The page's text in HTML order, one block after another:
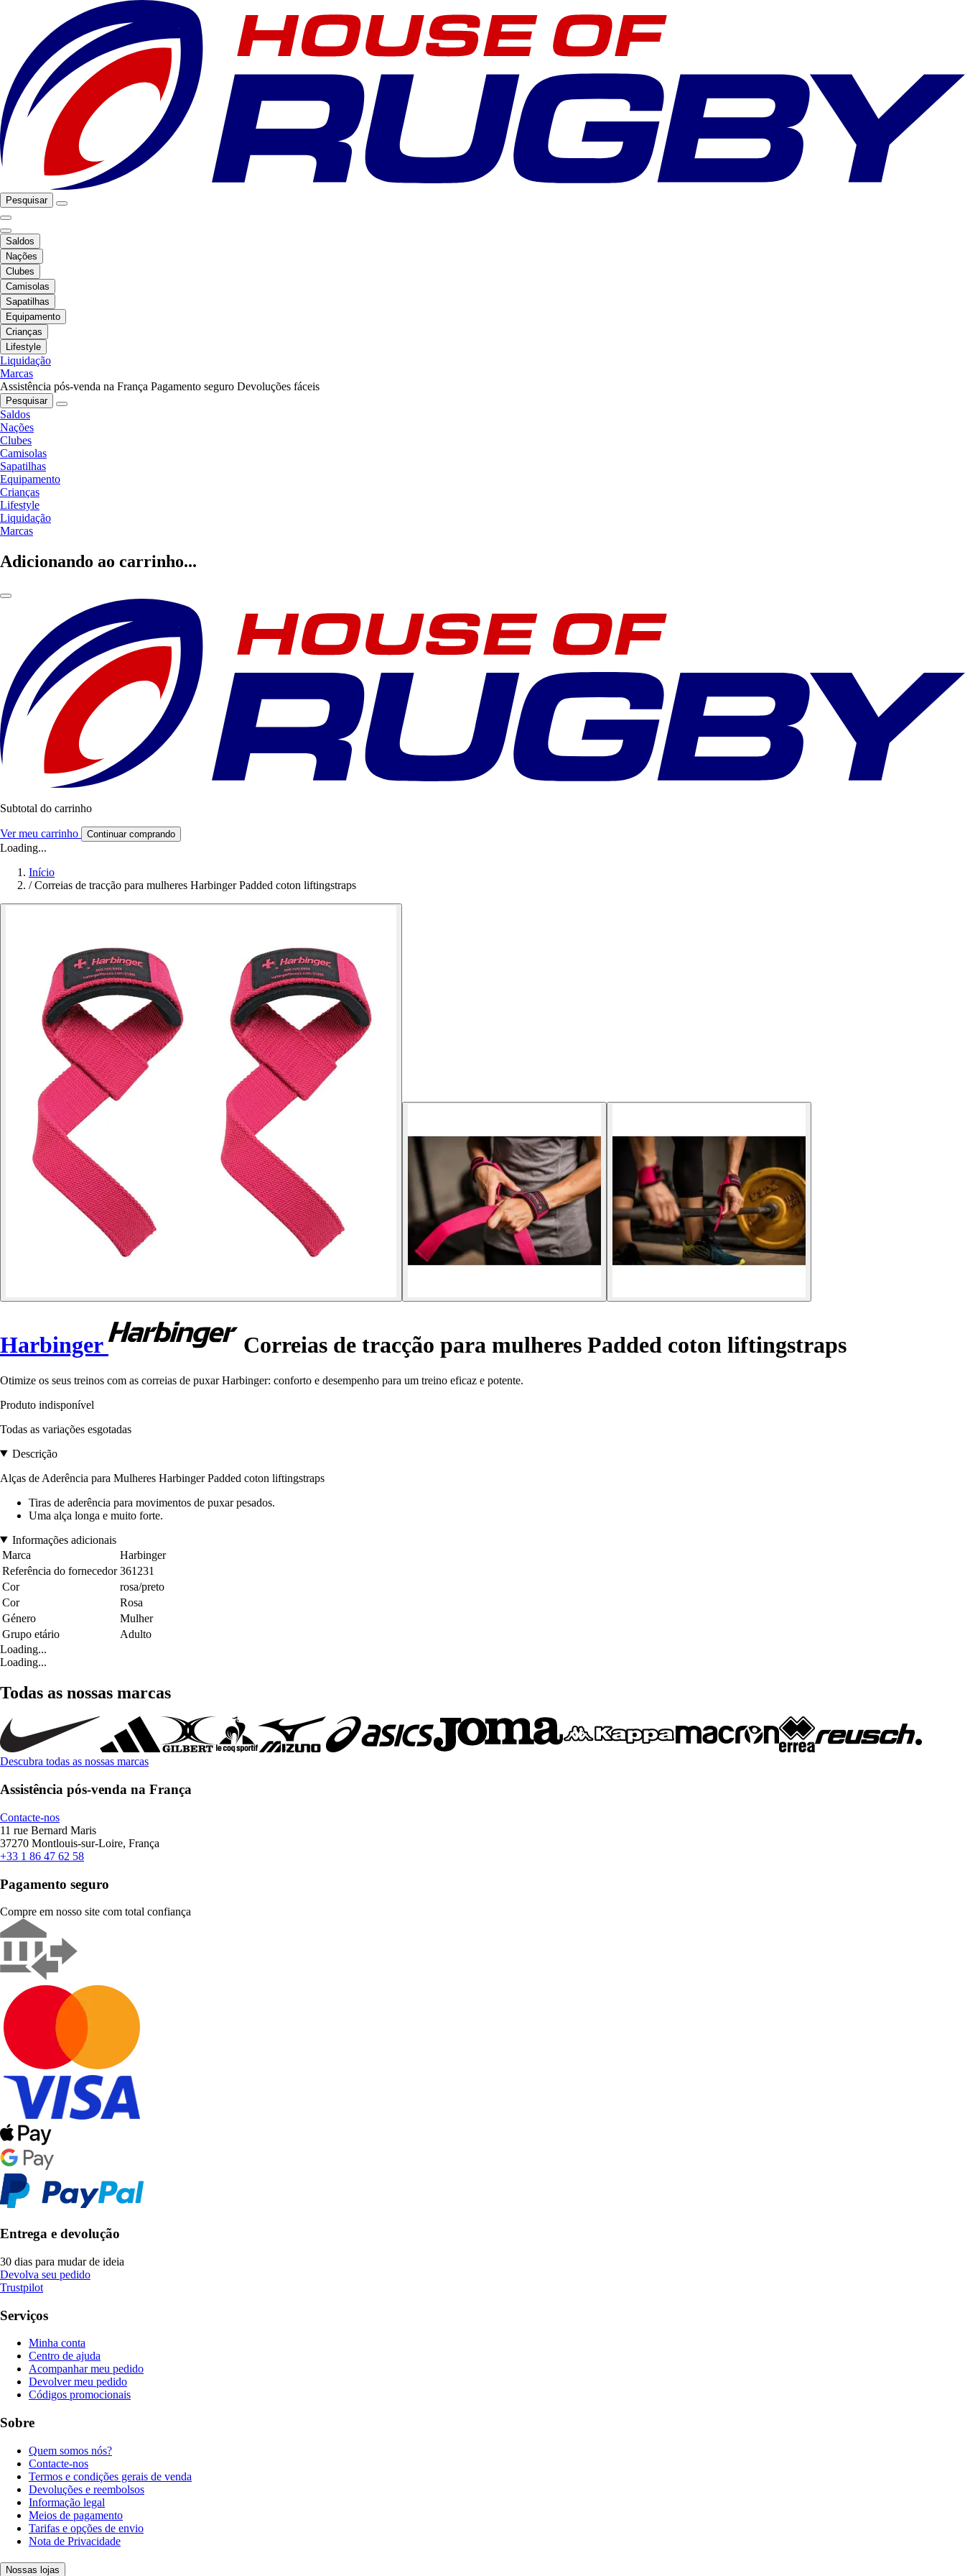
Pesquisar
Saldos
Nações
Clubes
Camisolas
Sapatilhas
Equipamento
Crianças
Lifestyle
Liquidação
Marcas
Assistência pós-venda na França Pagamento seguro Devoluções fáceis
Pesquisar
Saldos
Nações
Clubes
Camisolas
Sapatilhas
Equipamento
Crianças
Lifestyle
Liquidação
Marcas
Adicionando ao carrinho...
Subtotal do carrinho
Ver meu carrinho Continuar comprando
Loading...
Início
/ Correias de tracção para mulheres Harbinger Padded coton liftingstraps
Harbinger Correias de tracção para mulheres Padded coton liftingstraps
Otimize os seus treinos com as correias de puxar Harbinger: conforto e desempenho para um treino eficaz e potente.
Produto indisponível
Todas as variações esgotadas
Descrição
Alças de Aderência para Mulheres Harbinger Padded coton liftingstraps
Tiras de aderência para movimentos de puxar pesados.
Uma alça longa e muito forte.
Informações adicionais
Marca
Harbinger
Referência do fornecedor 361231
Cor
rosa/preto
Cor
Rosa
Género
Mulher
Grupo etário
Adulto
Loading...
Loading...
Todas as nossas marcas
Descubra todas as nossas marcas
Assistência pós-venda na França
Contacte-nos
11 rue Bernard Maris
37270 Montlouis-sur-Loire, França
+33 1 86 47 62 58
Pagamento seguro
Compre em nosso site com total confiança
Entrega e devolução
30 dias para mudar de ideia
Devolva seu pedido
Trustpilot
Serviços
Minha conta
Centro de ajuda
Acompanhar meu pedido
Devolver meu pedido
Códigos promocionais
Sobre
Quem somos nós?
Contacte-nos
Termos e condições gerais de venda
Devoluções e reembolsos
Informação legal
Meios de pagamento
Tarifas e opções de envio
Nota de Privacidade
Nossas lojas